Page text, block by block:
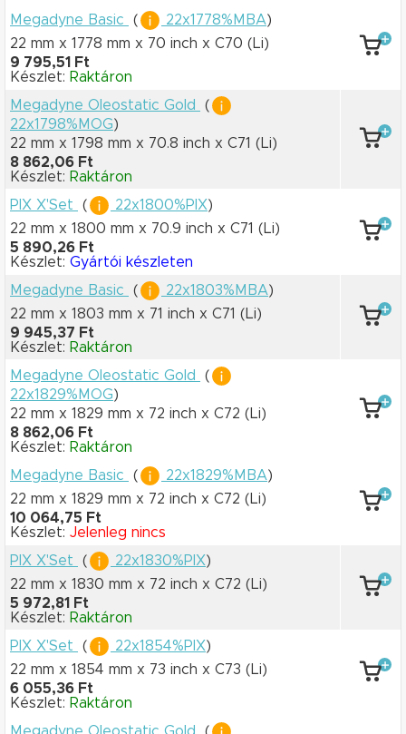
Megadyne Basic
( 22x1778%MBA)
22 mm x 1778 mm x 70 inch x C70 (Li)
9 795,51 Ft
Készlet: Raktáron
Megadyne Oleostatic Gold
(
22x1798%MOG)
22 mm x 1798 mm x 70.8 inch x C71 (Li)
8 862,06 Ft
Készlet: Raktáron
PIX X'Set
( 22x1800%PIX)
22 mm x 1800 mm x 70.9 inch x C71 (Li)
5 890,26 Ft
Készlet: Gyártói készleten
Megadyne Basic
( 22x1803%MBA)
22 mm x 1803 mm x 71 inch x C71 (Li)
9 945,37 Ft
Készlet: Raktáron
Megadyne Oleostatic Gold
(
22x1829%MOG)
22 mm x 1829 mm x 72 inch x C72 (Li)
8 862,06 Ft
Készlet: Raktáron
Megadyne Basic
( 22x1829%MBA)
22 mm x 1829 mm x 72 inch x C72 (Li)
10 064,75 Ft
Készlet: Jelenleg nincs
PIX X'Set
( 22x1830%PIX)
22 mm x 1830 mm x 72 inch x C72 (Li)
5 972,81 Ft
Készlet: Raktáron
PIX X'Set
( 22x1854%PIX)
22 mm x 1854 mm x 73 inch x C73 (Li)
6 055,36 Ft
Készlet: Raktáron
Megadyne Oleostatic Gold
(